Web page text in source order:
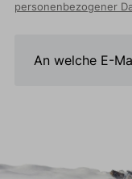
personenbezogener